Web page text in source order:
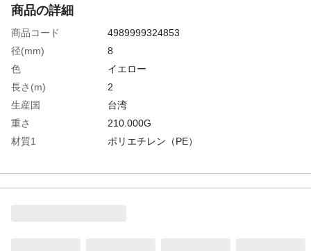
商品の詳細
商品コード
4989999324853
径(mm)
8
色
イエロー
長さ(m)
2
生産国
台湾
重さ
210.000G
材質1
ポリエチレン（PE）